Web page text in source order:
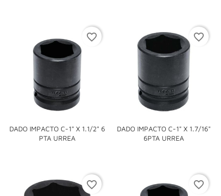
DADO IMPACTO C-1" X 1.1/2" 6
PTA URREA
favorite_border
DADO IMPACTO C-1" X 1.7/16"
6PTA URREA
favorite_border
favorite_border favorite_border